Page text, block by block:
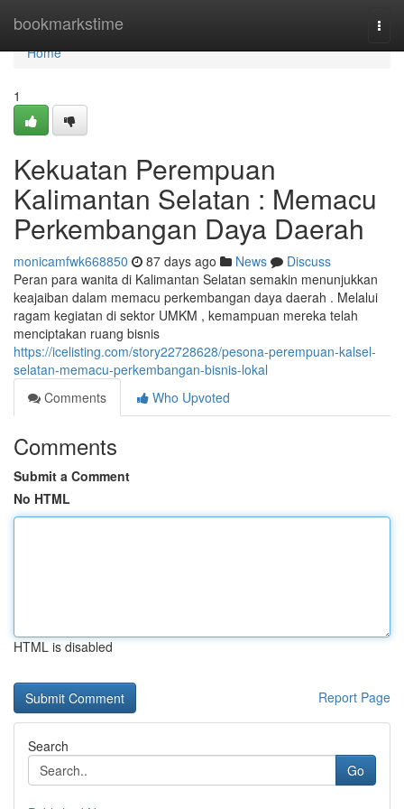
bookmarkstime
Home
Home
1
Kekuatan Perempuan
Kalimantan Selatan : Memacu
Perkembangan Daya Daerah
monicamfwk668850 87 days ago News
Discuss
Peran para wanita di Kalimantan Selatan semakin menunjukkan
keajaiban dalam memacu perkembangan daya daerah . Melalui
ragam kegiatan di sektor UMKM , kemampuan mereka telah
menciptakan ruang bisnis
https://icelisting.com/story22728628/pesona-perempuan-kalsel-
selatan-memacu-perkembangan-bisnis-lokal
Comments
Who Upvoted
Comments
Submit a Comment
No HTML
HTML is disabled
Report Page
Search
Go